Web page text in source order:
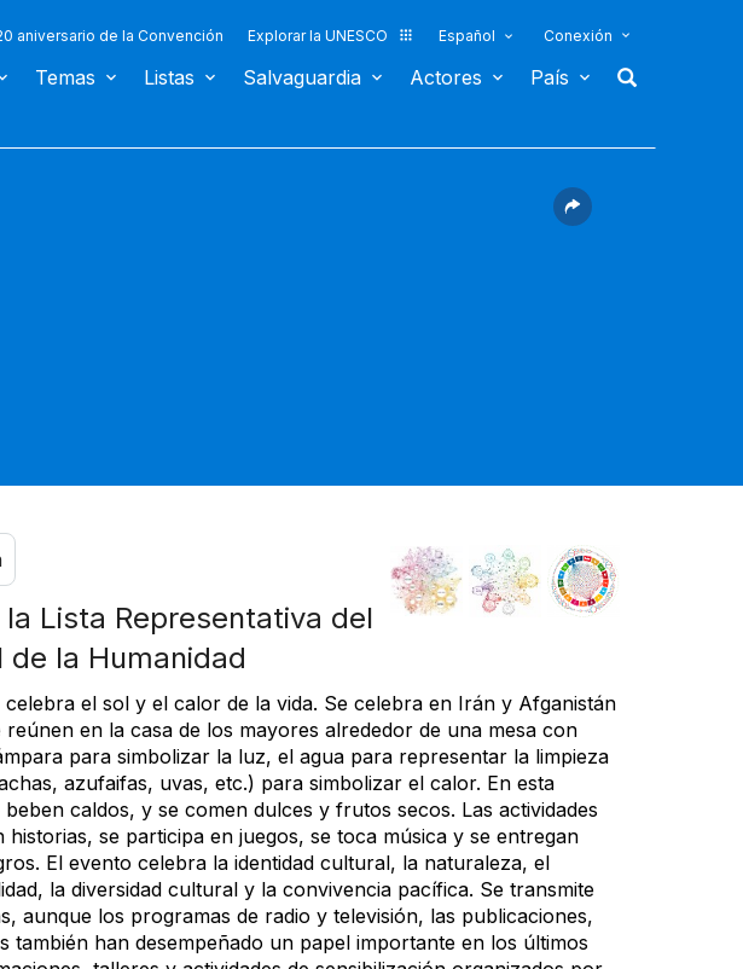
aniversario de la Convención Explorar la UNESCO Español Conexión
Temas Listas Salvaguardia Actores País
la Lista Representativa del
de la Humanidad
el sol y el calor de la vida. Se celebra en Irán y Afganistán
en la casa de los mayores alrededor de una mesa con
para simbolizar la luz, el agua para representar la limpieza
azufaifas, uvas, etc.) para simbolizar el calor. En esta
caldos, y se comen dulces y frutos secos. Las actividades
se participa en juegos, se toca música y se entregan
El evento celebra la identidad cultural, la naturaleza, el
la diversidad cultural y la convivencia pacífica. Se transmite
aunque los programas de radio y televisión, las publicaciones,
también han desempeñado un papel importante en los últimos